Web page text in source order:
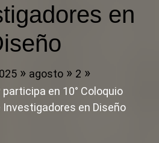
en
agosto
2
en 10° Coloquio
en Diseño